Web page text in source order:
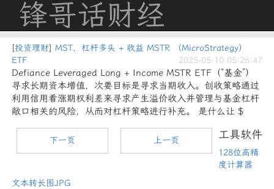
锋哥话财经
[投资理财] MST，杠杆多头 + 收益 MSTR （MicroStrategy）
ETF
2025-05-10 05:26:47
Defiance Leveraged Long + Income MSTR ETF（“基金”）
寻求长期资本增值，次要目标是寻求当期收入。创收策略通过
利用信用看涨期权利差来寻求产生溢价收入并管理与基金杠杆
敞口相关的风险，从而对杠杆策略进行补充。 是什么让 $
下一页 上一页 工具软件
128位高精
度计算器
文本转长图JPG